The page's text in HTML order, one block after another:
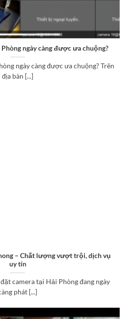
ngày càng được ưa chuộng?
ngày càng được ưa chuộng? Trên
địa bàn [...]
– Chất lượng vượt trội, dịch vụ
uy tín
camera tại Hải Phòng đang ngày
phát [...]